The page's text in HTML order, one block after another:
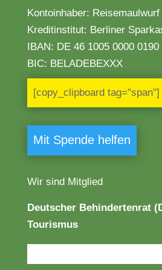
Kontoinhaber: Reisemaulwurf
Kreditinstitut: Berliner
IBAN: DE 46 1005 0000 0190
BIC: BELADEBEXXX
[copy_clipboard tag="span"]
Mit Spende helfen
Wir sind Mitglied
Deutscher Behindertenrat
Tourismus